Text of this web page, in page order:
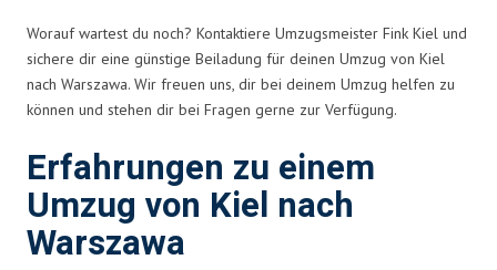
Worauf wartest du noch? Kontaktiere Umzugsmeister Fink Kiel und
sichere dir eine günstige Beiladung für deinen Umzug von Kiel
nach Warszawa. Wir freuen uns, dir bei deinem Umzug helfen zu
können und stehen dir bei Fragen gerne zur Verfügung.
Erfahrungen zu einem
Umzug von Kiel nach
Warszawa